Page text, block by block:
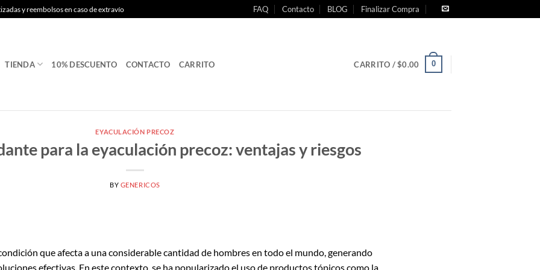
y reembolsos en caso de extravío FAQ Contacto BLOG Finalizar Compra
TIENDA 10% DESCUENTO CONTACTO CARRITO CARRITO /$0.00 0
EYACULACIÓN PRECOZ
para la eyaculación precoz: ventajas y riesgos
BY GENERICOS
que afecta a una considerable cantidad de hombres en todo el mundo, generando
efectivas. En este contexto, se ha popularizado el uso de productos tópicos como la